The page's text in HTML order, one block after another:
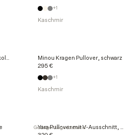
Kaschmir
+1
Minou Kragen Pullover, schwarz
295 €
Kaschmir
+1
Geringer Lagerbestand